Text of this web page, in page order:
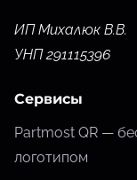
ИП Михалюк В.В.
УНП 291115396
Сервисы
Partmost QR —
логотипом